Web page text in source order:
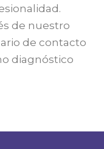
de nuestro
de contacto
diagnóstico